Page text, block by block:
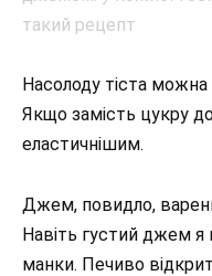
Насолоду тіста
Якщо замість цукру
еластичнішим.
Джем, повидло,
Навіть густий джем
манки. Печиво